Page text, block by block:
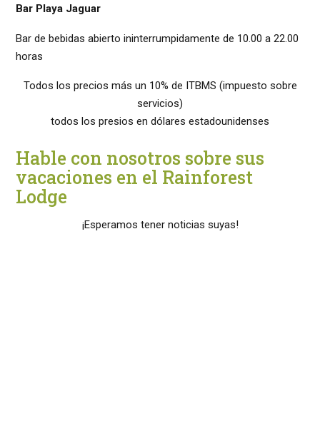
Bar Playa Jaguar
Bar de bebidas abierto ininterrumpidamente de 10.00 a 22.00
horas
Todos los precios más un 10% de ITBMS (impuesto sobre
servicios)
todos los presios en dólares estadounidenses
Hable con nosotros sobre sus
vacaciones en el Rainforest
Lodge
¡Esperamos tener noticias suyas!